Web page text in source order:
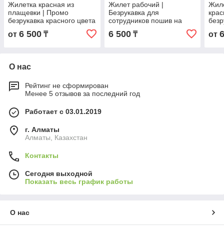
Жилетка красная из
плащевки | Промо
безрукавка красного цвета
от 6 500 ₸
Жилет рабочий |
Безрукавка для
сотрудников пошив на
6 500₸ от
О нас
Рейтинг не сформирован
Менее 5 отзывов за последний год
Работает с 03.01.2019
г. Алматы
Алматы, Казахстан
Контакты
Сегодня выходной
Показать весь график работы
О нас